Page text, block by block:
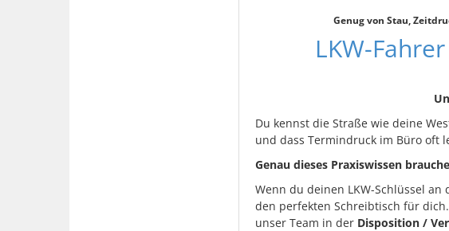
Genug von Stau,
LKW-
Du kennst die Straße wie deine
und dass Termindruck im Büro oft
Genau dieses Praxiswissen
Wenn du deinen LKW-Schlüssel
den perfekten Schreibtisch für
unser Team in der Disposition /